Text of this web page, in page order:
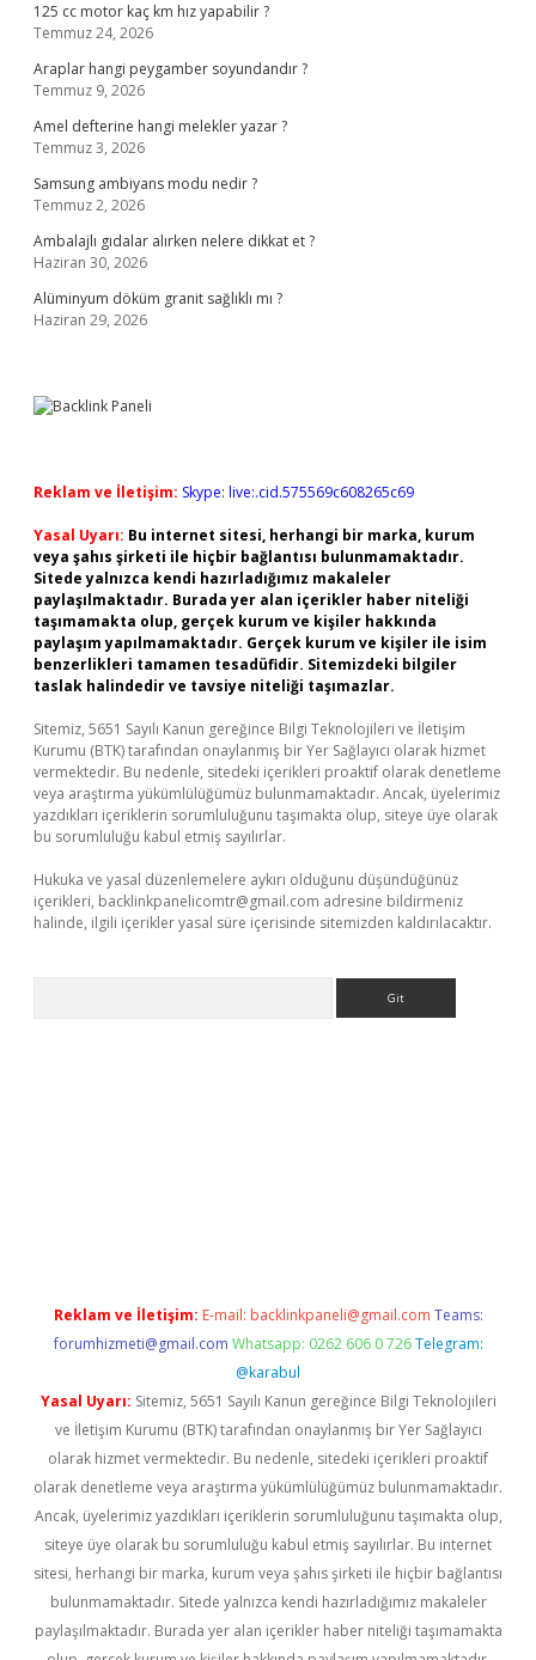
125 cc motor kaç km hız yapabilir ?
Temmuz 24, 2026
Araplar hangi peygamber soyundandır ?
Temmuz 9, 2026
Amel defterine hangi melekler yazar ?
Temmuz 3, 2026
Samsung ambiyans modu nedir ?
Temmuz 2, 2026
Ambalajlı gıdalar alırken nelere dikkat et ?
Haziran 30, 2026
Alüminyum döküm granit sağlıklı mı ?
Haziran 29, 2026
Reklam ve İletişim: Skype: live:.cid.575569c608265c69
Yasal Uyarı: Bu internet sitesi, herhangi bir marka, kurum
veya şahıs şirketi ile hiçbir bağlantısı bulunmamaktadır.
Sitede yalnızca kendi hazırladığımız makaleler
paylaşılmaktadır. Burada yer alan içerikler haber niteliği
taşımamakta olup, gerçek kurum ve kişiler hakkında
paylaşım yapılmamaktadır. Gerçek kurum ve kişiler ile isim
benzerlikleri tamamen tesadüfidir. Sitemizdeki bilgiler
taslak halindedir ve tavsiye niteliği taşımazlar.
Sitemiz, 5651 Sayılı Kanun gereğince Bilgi Teknolojileri ve İletişim
Kurumu (BTK) tarafından onaylanmış bir Yer Sağlayıcı olarak hizmet
vermektedir. Bu nedenle, sitedeki içerikleri proaktif olarak denetleme
veya araştırma yükümlülüğümüz bulunmamaktadır. Ancak, üyelerimiz
yazdıkları içeriklerin sorumluluğunu taşımakta olup, siteye üye olarak
bu sorumluluğu kabul etmiş sayılırlar.
Hukuka ve yasal düzenlemelere aykırı olduğunu düşündüğünüz
içerikleri, backlinkpanelicomtr@gmail.com adresine bildirmeniz
halinde, ilgili içerikler yasal süre içerisinde sitemizden kaldırılacaktır.
Reklam ve İletişim: E-mail: backlinkpaneli@gmail.com Teams:
forumhizmeti@gmail.com Whatsapp: 0262 606 0 726 Telegram:
@karabul
Yasal Uyarı: Sitemiz, 5651 Sayılı Kanun gereğince Bilgi Teknolojileri
ve İletişim Kurumu (BTK) tarafından onaylanmış bir Yer Sağlayıcı
olarak hizmet vermektedir. Bu nedenle, sitedeki içerikleri proaktif
olarak denetleme veya araştırma yükümlülüğümüz bulunmamaktadır.
Ancak, üyelerimiz yazdıkları içeriklerin sorumluluğunu taşımakta olup,
siteye üye olarak bu sorumluluğu kabul etmiş sayılırlar. Bu internet
sitesi, herhangi bir marka, kurum veya şahıs şirketi ile hiçbir bağlantısı
bulunmamaktadır. Sitede yalnızca kendi hazırladığımız makaleler
paylaşılmaktadır. Burada yer alan içerikler haber niteliği taşımamakta